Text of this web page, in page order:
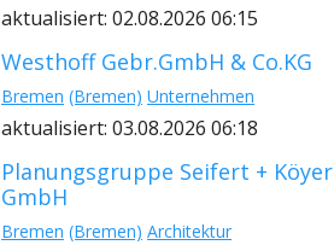
aktualisiert: 02.08.2026 06:15
Westhoff Gebr.GmbH & Co.KG
Bremen (Bremen) Unternehmen
aktualisiert: 03.08.2026 06:18
Planungsgruppe Seifert + Köyer
GmbH
Bremen (Bremen) Architektur